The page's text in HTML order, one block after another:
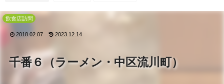
千番６（ラーメン・中区流川町）
飲食店訪問
2018.02.07 2023.12.14